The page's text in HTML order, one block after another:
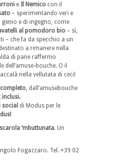
e Il Nemico con il
– sperimentando veri e
e di ingegno, come
al pomodoro bio – sì,
– che fa da specchio a un
a rimanere nella
di pane raffermo
bouche. O il
nella vellutata di ceci!
, dall’amusebouche
inclusi.
social di Modus per le
scarola ‘mbuttunata. Un
Fogazzaro. Tel. +39 02